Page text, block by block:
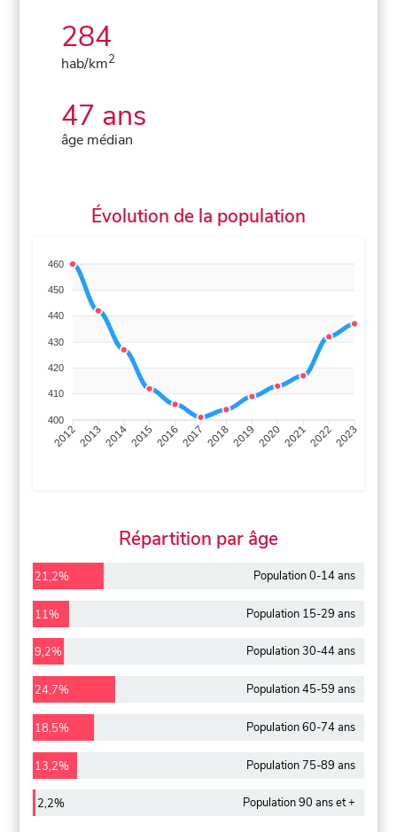
284
hab/km2
47 ans
âge médian
Évolution de la population
460
450
440
430
420
410
400
201220132014201520162017 20182019 2020202120222023
Répartition par âge
21,2% Population 0-14 ans
11% Population 15-29 ans
9,2% Population 30-44 ans
24,7% Population 45-59 ans
18,5% Population 60-74 ans
13,2% Population 75-89 ans
2,2% Population 90 ans et +